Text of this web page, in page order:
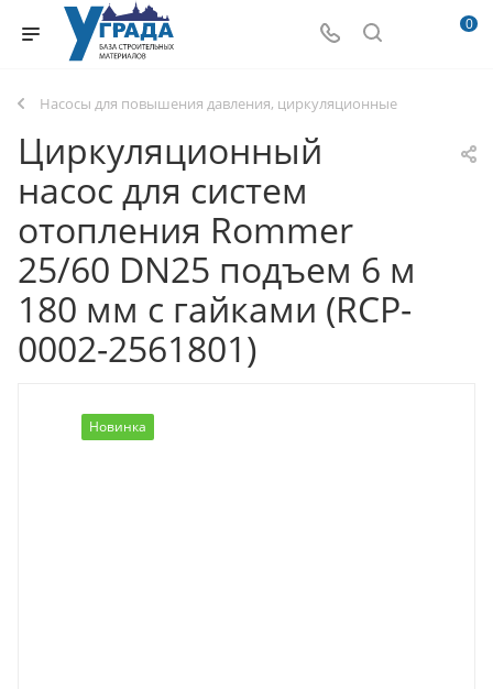
0
Насосы для повышения давления, циркуляционные
Циркуляционный
насос для систем
отопления Rommer
25/60 DN25 подъем 6 м
180 мм с гайками (RCP-
0002-2561801)
Новинка